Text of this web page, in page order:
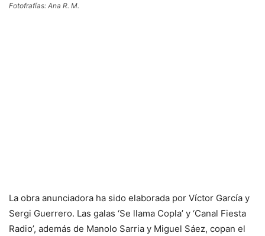
Fotofrafías: Ana R. M.
La obra anunciadora ha sido elaborada por Víctor García y
Sergi Guerrero. Las galas ‘Se llama Copla’ y ‘Canal Fiesta
Radio’, además de Manolo Sarria y Miguel Sáez, copan el